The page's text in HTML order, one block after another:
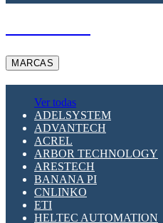
MARCAS
Ver todas
ADELSYSTEM
ADVANTECH
ACREL
ARBOR TECHNOLOGY
ARESTECH
BANANA PI
CNLINKO
ETI
HELTEC AUTOMATION